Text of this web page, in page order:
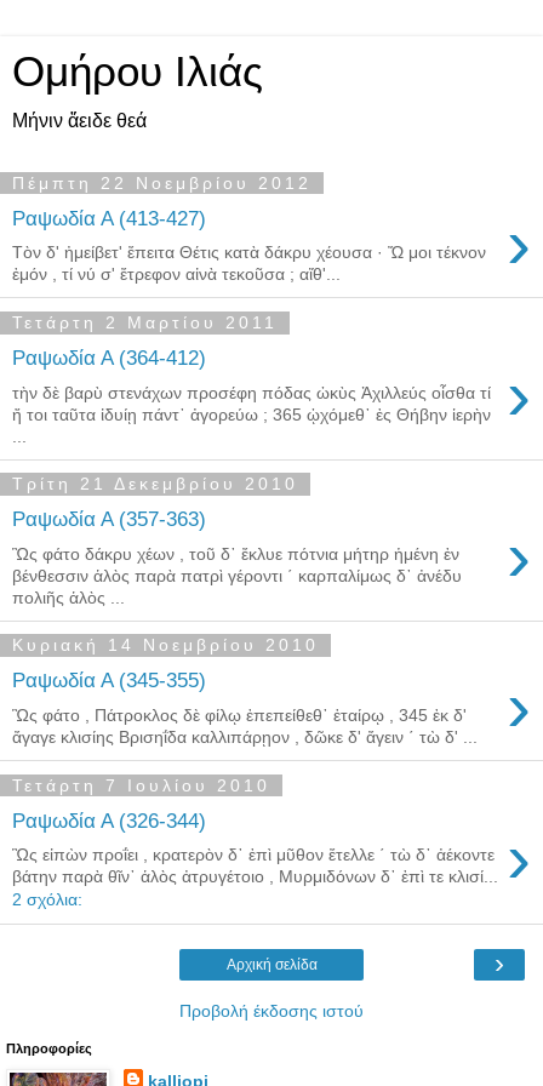
Ομήρου Ιλιάς
Μήνιν ἄειδε θεά
Πέμπτη 22 Νοεμβρίου 2012
Ραψωδία Α (413-427) ›
Τὸν δ' ἠμείβετ' ἔπειτα Θέτις κατὰ δάκρυ χέουσα · Ὤ μοι τέκνον
ἐμόν , τί νύ σ' ἔτρεφον αἰνὰ τεκοῦσα ; αἴθ'...
Τετάρτη 2 Μαρτίου 2011
Ραψωδία Α (364-412) ›
τὴν δὲ βαρὺ στενάχων προσέφη πόδας ὠκὺς Ἀχιλλεύς οἶσθα τί
ἤ τοι ταῦτα ἰδυίῃ πάντ᾽ ἀγορεύω ; 365 ᾠχόμεθ᾽ ἐς Θήβην ἱερὴν
Τρίτη 21 Δεκεμβρίου 2010
Ραψωδία Α (357-363) ›
Ὣς φάτο δάκρυ χέων , τοῦ δ᾿ ἔκλυε πότνια μήτηρ ἡμένη ἐν
βένθεσσιν ἁλὸς παρὰ πατρὶ γέροντι ΄ καρπαλίμως δ᾿ ἀνέδυ
πολιῆς ἁλὸς ...
Κυριακή 14 Νοεμβρίου 2010
Ραψωδία Α (345-355) ›
Ὣς φάτο , Πάτροκλος δὲ φίλῳ ἐπεπείθεθ᾿ ἑταίρῳ , 345 ἐκ δ'
ἄγαγε κλισίης Βρισηΐδα καλλιπάρῃον , δῶκε δ' ἄγειν ΄ τὼ δ' ...
Τετάρτη 7 Ιουλίου 2010
Ραψωδία Α (326-344) ›
Ὣς εἰπὼν προΐει , κρατερὸν δ᾿ ἐπὶ μῦθον ἔτελλε ΄ τὼ δ᾿ ἀέκοντε
βάτην παρὰ θῖν᾿ ἁλὸς ἀτρυγέτοιο , Μυρμιδόνων δ᾿ ἐπὶ τε κλισί...
2 σχόλια:
›
Αρχική σελίδα
Προβολή έκδοσης ιστού
Πληροφορίες
kalliopi